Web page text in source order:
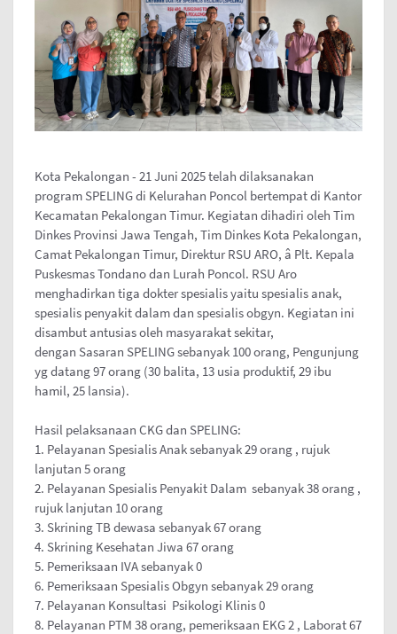
Kota Pekalongan - 21 Juni 2025 telah dilaksanakan
program SPELING di Kelurahan Poncol bertempat di Kantor
Kecamatan Pekalongan Timur. Kegiatan dihadiri oleh Tim
Dinkes Provinsi Jawa Tengah, Tim Dinkes Kota Pekalongan,
Camat Pekalongan Timur, Direktur RSU ARO, â Plt. Kepala
Puskesmas Tondano dan Lurah Poncol. RSU Aro
menghadirkan tiga dokter spesialis yaitu spesialis anak,
spesialis penyakit dalam dan spesialis obgyn. Kegiatan ini
disambut antusias oleh masyarakat sekitar,
dengan Sasaran SPELING sebanyak 100 orang, Pengunjung
yg datang 97 orang (30 balita, 13 usia produktif, 29 ibu
hamil, 25 lansia).
Hasil pelaksanaan CKG dan SPELING:
1. Pelayanan Spesialis Anak sebanyak 29 orang , rujuk
lanjutan 5 orang
2. Pelayanan Spesialis Penyakit Dalam sebanyak 38 orang ,
rujuk lanjutan 10 orang
3. Skrining TB dewasa sebanyak 67 orang
4. Skrining Kesehatan Jiwa 67 orang
5. Pemeriksaan IVA sebanyak 0
6. Pemeriksaan Spesialis Obgyn sebanyak 29 orang
7. Pelayanan Konsultasi Psikologi Klinis 0
8. Pelayanan PTM 38 orang, pemeriksaan EKG 2 , Laborat 67